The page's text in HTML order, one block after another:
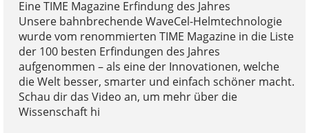
Eine TIME Magazine Erfindung des Jahres
Unsere bahnbrechende WaveCel-Helmtechnologie
wurde vom renommierten TIME Magazine in die Liste
der 100 besten Erfindungen des Jahres
aufgenommen – als eine der Innovationen, welche
die Welt besser, smarter und einfach schöner macht.
Schau dir das Video an, um mehr über die
Wissenschaft hi